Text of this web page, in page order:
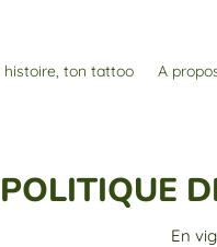
histoire, ton tattoo A
POLITIQUE
En